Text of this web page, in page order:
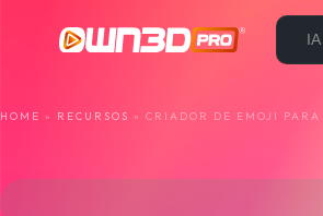
IA
HOME » RECURSOS » CRIADOR DE EMOJI PARA